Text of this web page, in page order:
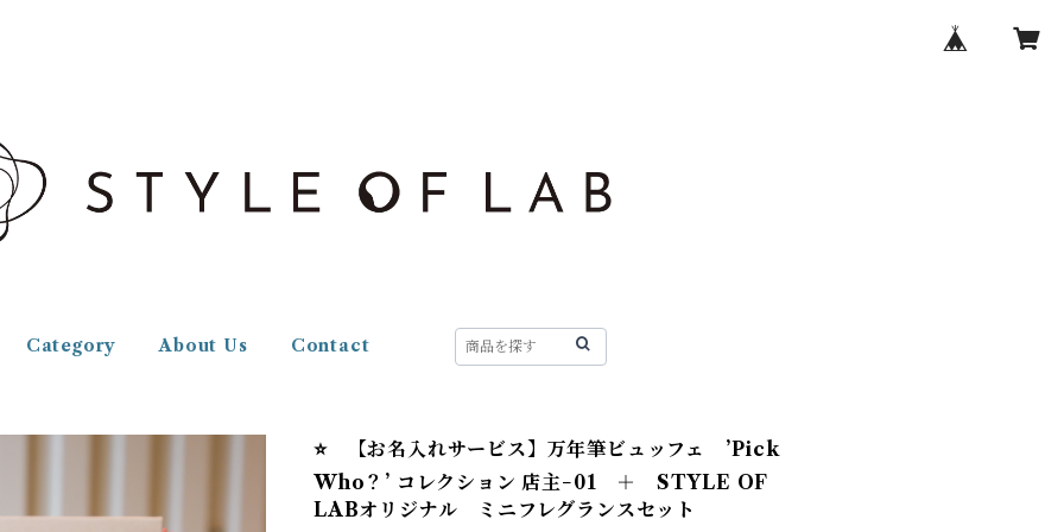
Category About Us Contact
⭐️ 【お名入れサービス】万年筆ビュッフェ ’Pick
Who？’ コレクション 店主−01 ＋ STYLE OF
LABオリジナル ミニフレグランスセット